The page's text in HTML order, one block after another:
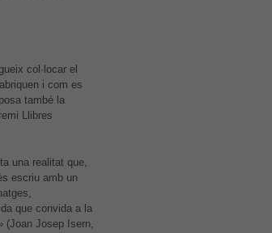
col·locar el
i com es
també la
Llibres
una realitat que,
escriu amb un
que convida a la
(Joan Josep Isern,